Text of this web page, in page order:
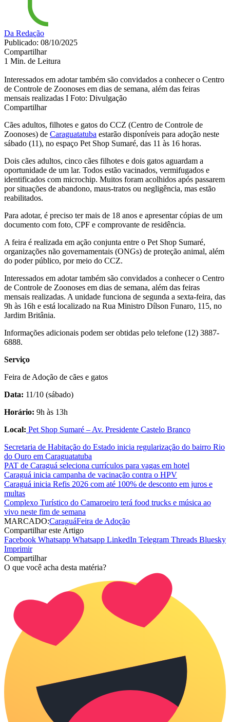
Da Redação
Publicado: 08/10/2025
Compartilhar
1 Min. de Leitura
Interessados em adotar também são convidados a conhecer o Centro
de Controle de Zoonoses em dias de semana, além das feiras
mensais realizadas I Foto: Divulgação
Compartilhar
Cães adultos, filhotes e gatos do CCZ (Centro de Controle de
Zoonoses) de Caraguatatuba estarão disponíveis para adoção neste
sábado (11), no espaço Pet Shop Sumaré, das 11 às 16 horas.
Dois cães adultos, cinco cães filhotes e dois gatos aguardam a
oportunidade de um lar. Todos estão vacinados, vermifugados e
identificados com microchip. Muitos foram acolhidos após passarem
por situações de abandono, maus-tratos ou negligência, mas estão
reabilitados.
Para adotar, é preciso ter mais de 18 anos e apresentar cópias de um
documento com foto, CPF e comprovante de residência.
A feira é realizada em ação conjunta entre o Pet Shop Sumaré,
organizações não governamentais (ONGs) de proteção animal, além
do poder público, por meio do CCZ.
Interessados em adotar também são convidados a conhecer o Centro
de Controle de Zoonoses em dias de semana, além das feiras
mensais realizadas. A unidade funciona de segunda a sexta-feira, das
9h às 16h e está localizado na Rua Ministro Dílson Funaro, 115, no
Jardim Britânia.
Informações adicionais podem ser obtidas pelo telefone (12) 3887-
6888.
Serviço
Feira de Adoção de cães e gatos
Data: 11/10 (sábado)
Horário: 9h às 13h
Local: Pet Shop Sumaré – Av. Presidente Castelo Branco
Secretaria de Habitação do Estado inicia regularização do bairro Rio
do Ouro em Caraguatatuba
PAT de Caraguá seleciona currículos para vagas em hotel
Caraguá inicia campanha de vacinação contra o HPV
Caraguá inicia Refis 2026 com até 100% de desconto em juros e
multas
Complexo Turístico do Camaroeiro terá food trucks e música ao
vivo neste fim de semana
MARCADO:CaraguáFeira de Adoção
Compartilhar este Artigo
Facebook Whatsapp Whatsapp LinkedIn Telegram Threads Bluesky
Imprimir
Compartilhar
O que você acha desta matéria?